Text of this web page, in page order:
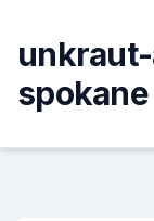
content